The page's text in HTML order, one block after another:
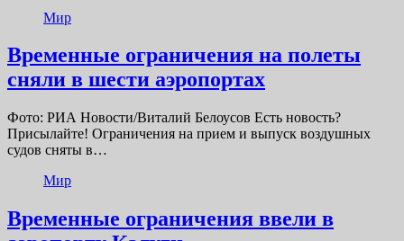
Мир
Временные ограничения на полеты
сняли в шести аэропортах
Фото: РИА Новости/Виталий Белоусов Есть новость?
Присылайте! Ограничения на прием и выпуск воздушных
судов сняты в…
Мир
Временные ограничения ввели в